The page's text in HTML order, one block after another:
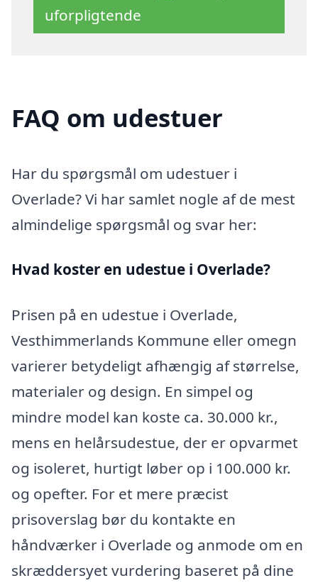
uforpligtende
FAQ om udestuer
Har du spørgsmål om udestuer i
Overlade? Vi har samlet nogle af de mest
almindelige spørgsmål og svar her:
Hvad koster en udestue i Overlade?
Prisen på en udestue i Overlade,
Vesthimmerlands Kommune eller omegn
varierer betydeligt afhængig af størrelse,
materialer og design. En simpel og
mindre model kan koste ca. 30.000 kr.,
mens en helårsudestue, der er opvarmet
og isoleret, hurtigt løber op i 100.000 kr.
og opefter. For et mere præcist
prisoverslag bør du kontakte en
håndværker i Overlade og anmode om en
skræddersyet vurdering baseret på dine